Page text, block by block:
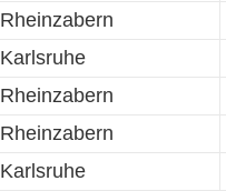
Rheinzabern
Karlsruhe
Rheinzabern
Rheinzabern
Karlsruhe